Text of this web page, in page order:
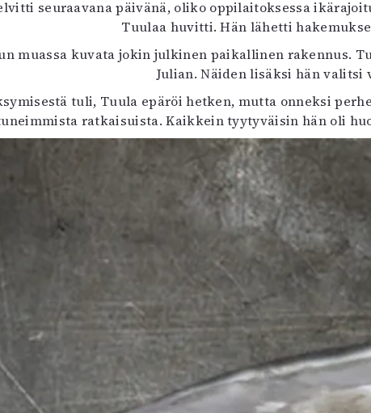
Paperilehdestä
Oulu2026
Näyttelyt
Musiikki
Kuvataide
Kirjat
In English
Esitystaide
Arkisto
seuraavana päivänä, oliko oppilaitoksessa
Tuulaa huvitti. Hän lähetti
muassa kuvata jokin julkinen paikallinen rakennus.
Julian. Näiden lisäksi hän
tuli, Tuula epäröi hetken, mutta onneksi
ratkaisuista. Kaikkein tyytyväisin hän oli